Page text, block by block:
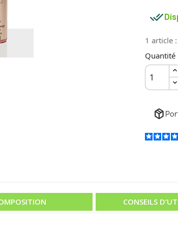
done_all
1 article
Quantité
package_2
CONSEILS